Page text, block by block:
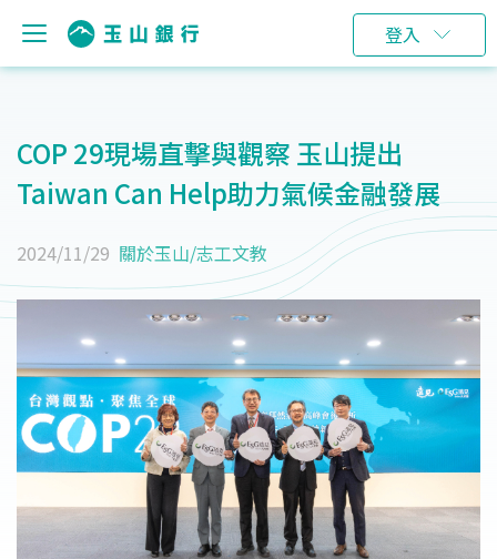
登入
COP 29現場直擊與觀察 玉山提出
Taiwan Can Help助力氣候金融發展
2024/11/29 關於玉山/志工文教